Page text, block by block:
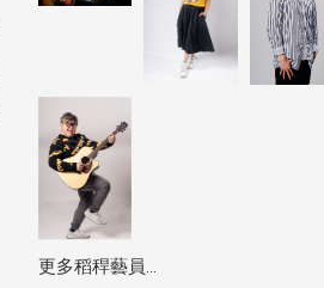
更多稻稈藝員...